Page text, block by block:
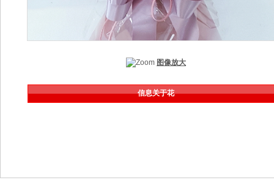
图像放大
信息关于花